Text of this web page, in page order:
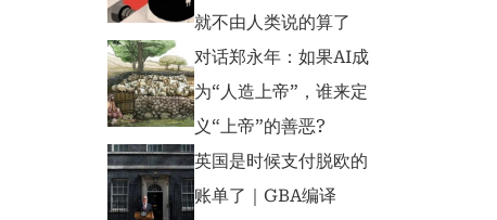
就不由人类说的算了
对话郑永年：如果AI成
为“人造上帝”，谁来定
义“上帝”的善恶?
英国是时候支付脱欧的
账单了｜GBA编译